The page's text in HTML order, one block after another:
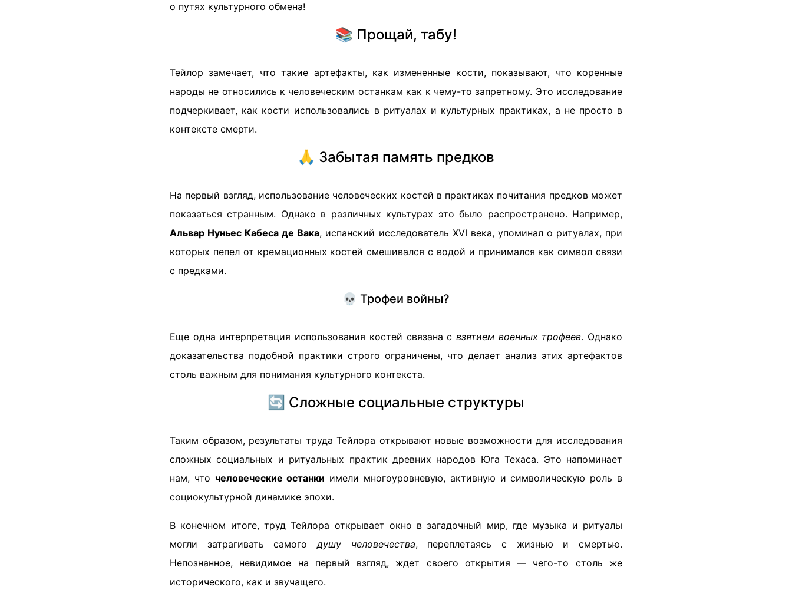
о путях культурного обмена!
📚 Прощай, табу!
Тейлор замечает, что такие артефакты, как измененные кости, показывают, что коренные
народы не относились к человеческим останкам как к чему-то запретному. Это исследование
подчеркивает, как кости использовались в ритуалах и культурных практиках, а не просто в
контексте смерти.
🙏 Забытая память предков
На первый взгляд, использование человеческих костей в практиках почитания предков может
показаться странным. Однако в различных культурах это было распространено. Например,
Альвар Нуньес Кабеса де Вака, испанский исследователь XVI века, упоминал о ритуалах, при
которых пепел от кремационных костей смешивался с водой и принимался как символ связи
с предками.
💀 Трофеи войны?
Еще одна интерпретация использования костей связана с взятием военных трофеев. Однако
доказательства подобной практики строго ограничены, что делает анализ этих артефактов
столь важным для понимания культурного контекста.
🔄 Сложные социальные структуры
Таким образом, результаты труда Тейлора открывают новые возможности для исследования
сложных социальных и ритуальных практик древних народов Юга Техаса. Это напоминает
нам, что человеческие останки имели многоуровневую, активную и символическую роль в
социокультурной динамике эпохи.
В конечном итоге, труд Тейлора открывает окно в загадочный мир, где музыка и ритуалы
могли затрагивать самогодушу человечества, переплетаясь с жизнью и смертью.
Непознанное, невидимое на первый взгляд, ждет своего открытия — чего-то столь же
исторического, как и звучащего.